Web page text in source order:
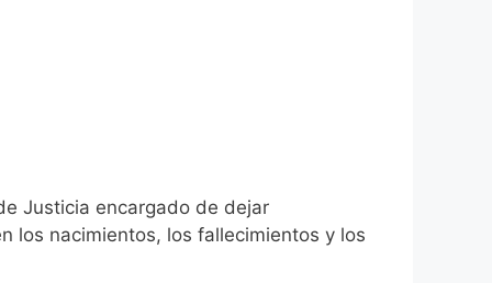
Justicia encargado de dejar
los nacimientos, los fallecimientos y los